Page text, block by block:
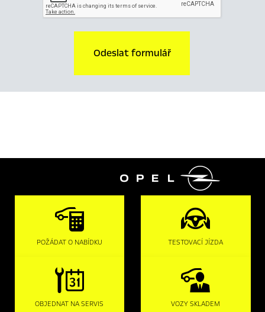
Odeslat formulář

POŽÁDAT O NABÍDKU TESTOVACÍ JÍZDA
OBJEDNAT NA SERVIS VOZY SKLADEM